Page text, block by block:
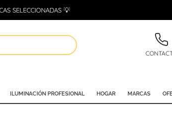
SELECCIONADAS 💡
ILUMINACIÓN PROFESIONAL HOGAR MARCAS